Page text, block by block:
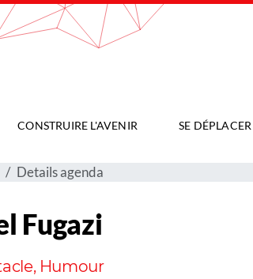
CONSTRUIRE L'AVENIR SE DÉPLACER
Details agenda
Fugazi
Humour